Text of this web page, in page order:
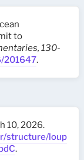
to
130-
201647.
10, 2026.
structure/loup
.